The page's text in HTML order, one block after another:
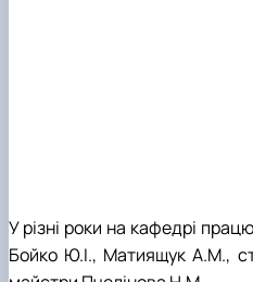
У різні роки на кафедрі
Бойко Ю.І., Матиящук А.М.,